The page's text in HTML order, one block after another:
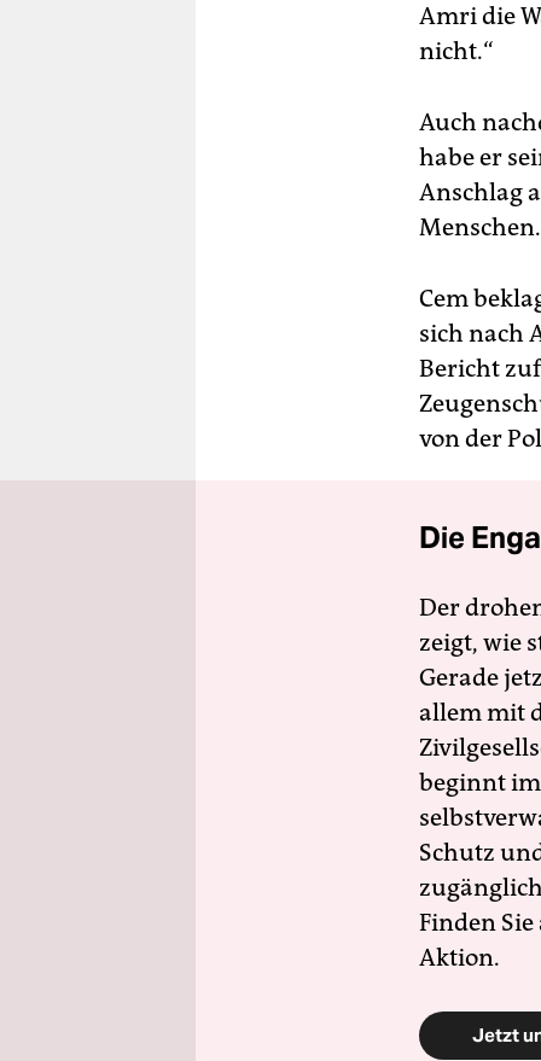
Amri die
nicht.“
Auch
habe er
Anschlag
Menschen.
Cem
sich nach
Bericht
von der
Die
Der
zeigt, wie
Gerade
allem mit
beginnt
Schutz
Finden
Aktion.
Jetzt